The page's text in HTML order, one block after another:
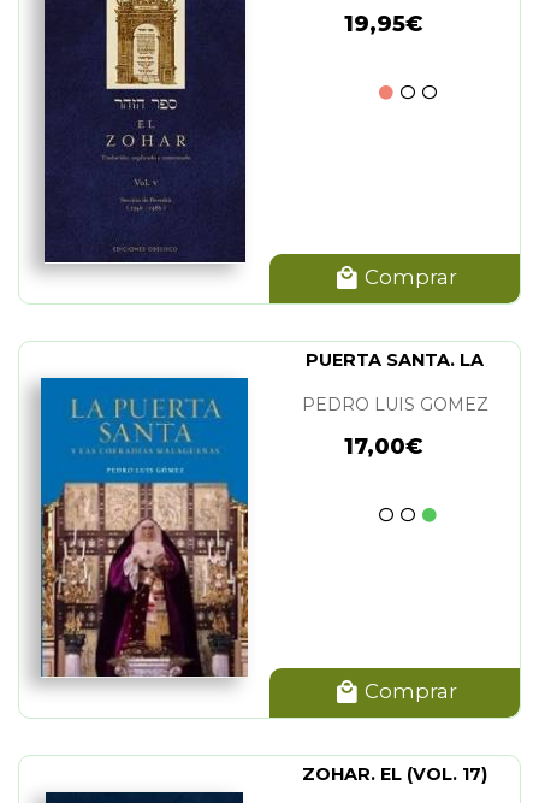
19,95€
Comprar
PUERTA SANTA. LA
PEDRO LUIS GOMEZ
17,00€
Comprar
ZOHAR. EL (VOL. 17)